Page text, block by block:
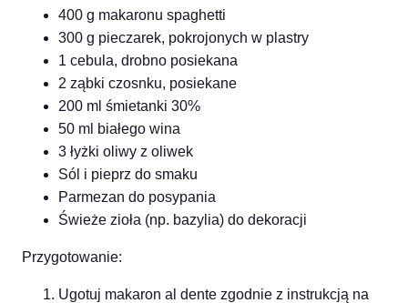
400 g makaronu spaghetti
300 g pieczarek, pokrojonych w plastry
1 cebula, drobno posiekana
2 ząbki czosnku, posiekane
200 ml śmietanki 30%
50 ml białego wina
3 łyżki oliwy z oliwek
Sól i pieprz do smaku
Parmezan do posypania
Świeże zioła (np. bazylia) do dekoracji
Przygotowanie:
Ugotuj makaron al dente zgodnie z instrukcją na